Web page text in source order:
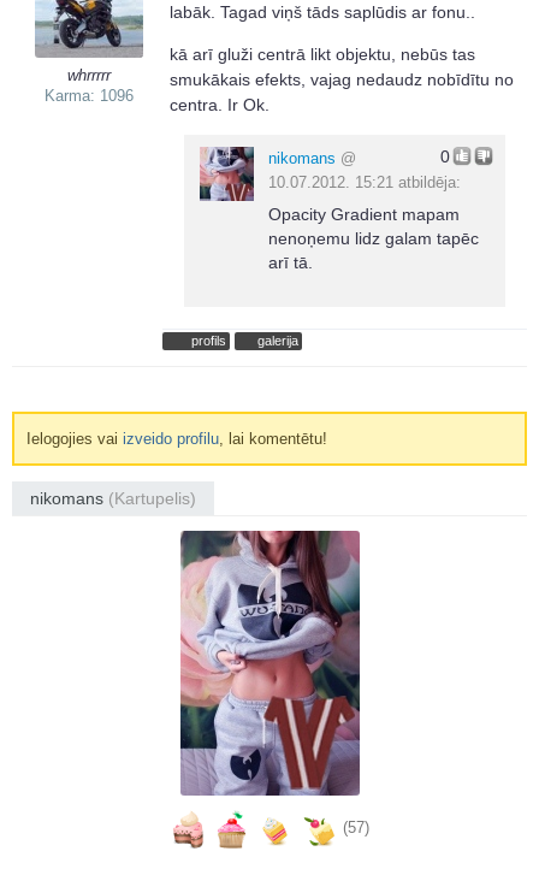
whrrrrr
Karma: 1096
labāk. Tagad viņš tāds saplūdis ar fonu..
kā arī gluži centrā likt objektu, nebūs tas
smukākais efekts, vajag nedaudz nobīdītu no
centra. Ir Ok.
0
nikomans @
10.07.2012. 15:21 atbildēja:
Opacity Gradient mapam
nenoņemu lidz galam tapēc
arī tā.
profils galerija
Ielogojies vaiizveido profilu , lai komentētu!
nikomans (Kartupelis)
(57)